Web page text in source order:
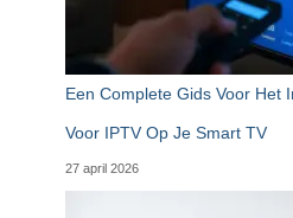
Een Complete Gids Voor Het
Voor IPTV Op Je Smart TV
27 april 2026